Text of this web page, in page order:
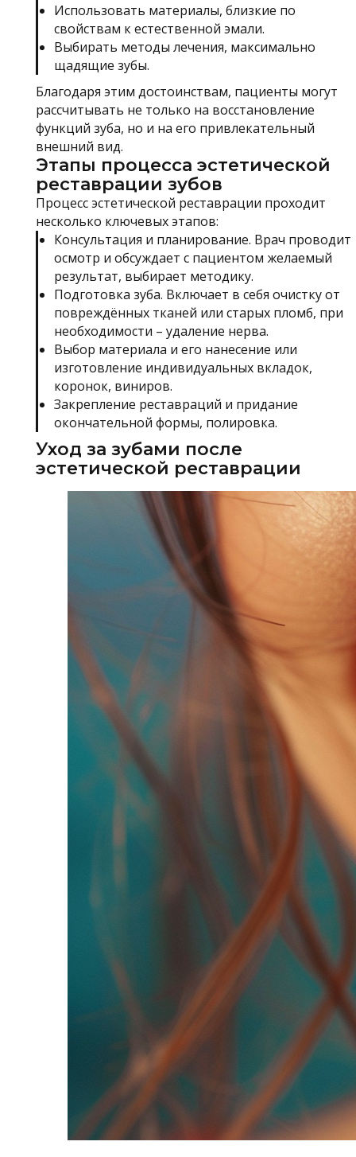
Использовать материалы, близкие по
свойствам к естественной эмали.
Выбирать методы лечения, максимально
щадящие зубы.
Благодаря этим достоинствам, пациенты могут
рассчитывать не только на восстановление
функций зуба, но и на его привлекательный
внешний вид.
Этапы процесса эстетической
реставрации зубов
Процесс эстетической реставрации проходит
несколько ключевых этапов:
Консультация и планирование. Врач проводит
осмотр и обсуждает с пациентом желаемый
результат, выбирает методику.
Подготовка зуба. Включает в себя очистку от
повреждённых тканей или старых пломб, при
необходимости – удаление нерва.
Выбор материала и его нанесение или
изготовление индивидуальных вкладок,
коронок, виниров.
Закрепление реставраций и придание
окончательной формы, полировка.
Уход за зубами после
эстетической реставрации